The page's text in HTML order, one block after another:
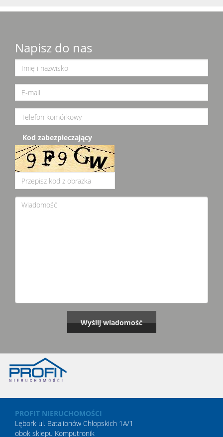
Napisz do nas
Kod zabezpieczający
PROFIT NIERUCHOMOŚCI
Lębork ul. Batalionów Chłopskich 1A/1
obok sklepu Komputronik